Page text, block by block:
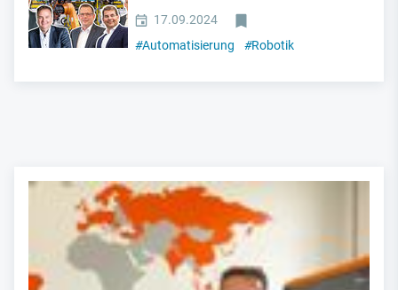
17.09.2024
#Automatisierung #Robotik